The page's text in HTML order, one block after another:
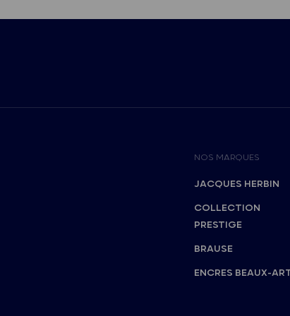
NOS MARQUES
JACQUES HERBIN
COLLECTION
PRESTIGE
BRAUSE
ENCRES BEAUX-